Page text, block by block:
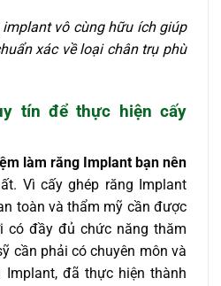
vô cùng hữu ích giúp
xác về loại chân trụ phù
tín để thực hiện cấy
làm răng Implant bạn nên
Vì cấy ghép răng Implant
toàn và thẩm mỹ cần được
có đầy đủ chức năng thăm
cần phải có chuyên môn và
Implant, đã thực hiện thành